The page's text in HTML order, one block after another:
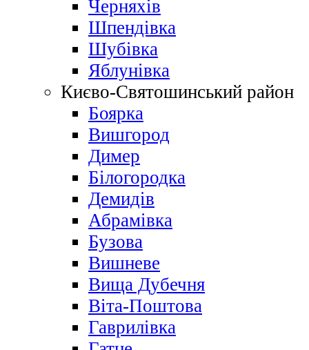
Черняхів
Шпендівка
Шубівка
Яблунівка
Києво-Святошинський район
Боярка
Вишгород
Димер
Білогородка
Демидів
Абрамівка
Бузова
Вишневе
Вища Дубечня
Віта-Поштова
Гаврилівка